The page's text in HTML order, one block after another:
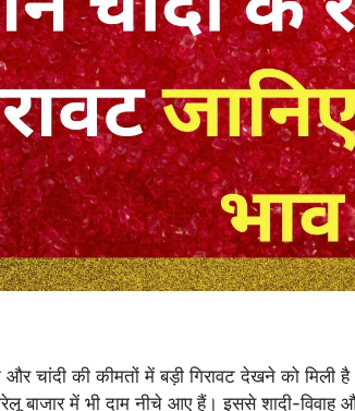
चांदी की कीमतों में बड़ी गिरावट देखने को मिली
बाजार में भी दाम नीचे आए हैं। इससे शादी-विवाह